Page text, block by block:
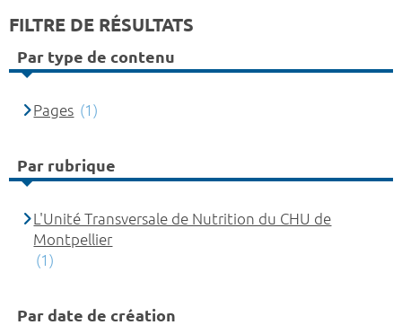
FILTRE DE RÉSULTATS
Par type de contenu
Pages (1)
Par rubrique
L'Unité Transversale de Nutrition du CHU de
Montpellier
(1)
Par date de création